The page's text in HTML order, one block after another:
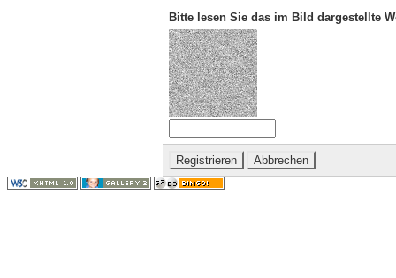
Bitte lesen Sie das im Bild dargestellte